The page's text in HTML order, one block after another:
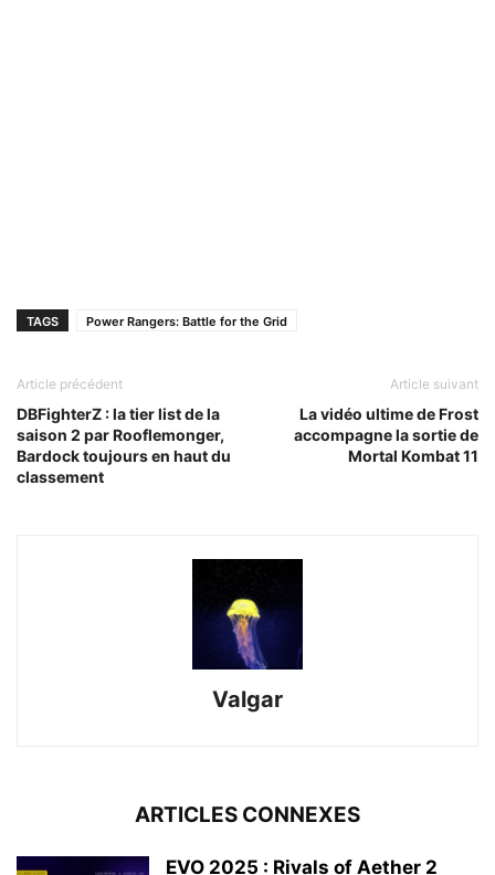
TAGS Power Rangers: Battle for the Grid
Article précédent
DBFighterZ : la tier list de la
saison 2 par Rooflemonger,
Bardock toujours en haut du
classement
Article suivant
La vidéo ultime de Frost
accompagne la sortie de
Mortal Kombat 11
Valgar
ARTICLES CONNEXES
EVO 2025 : Rivals of Aether 2